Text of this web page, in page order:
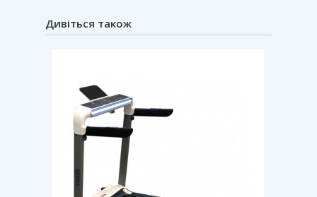
Дивіться також